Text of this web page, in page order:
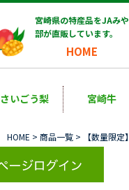
宮崎県の特産品をJAみ
部が直販しています。
HOME
さいごう梨 宮崎牛
HOME >商品一覧 > 【数量限定